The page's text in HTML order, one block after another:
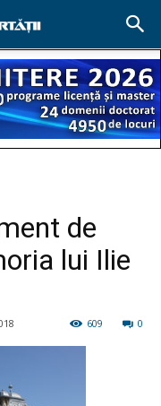
de
lui Ilie
0
609